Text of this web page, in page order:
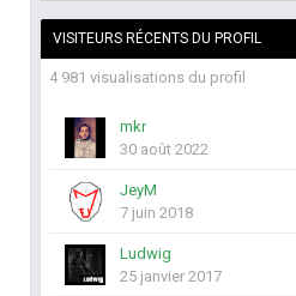
VISITEURS RÉCENTS DU PROFIL
4 981 visualisations du profil
mkr
30 août 2022
JeyM
7 juin 2018
Ludwig
25 janvier 2017